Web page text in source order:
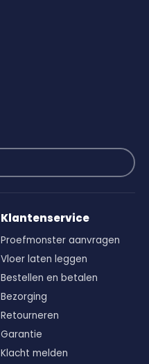
Klantenservice
Proefmonster aanvragen
Vloer laten leggen
Bestellen en betalen
Bezorging
Retourneren
Garantie
Klacht melden